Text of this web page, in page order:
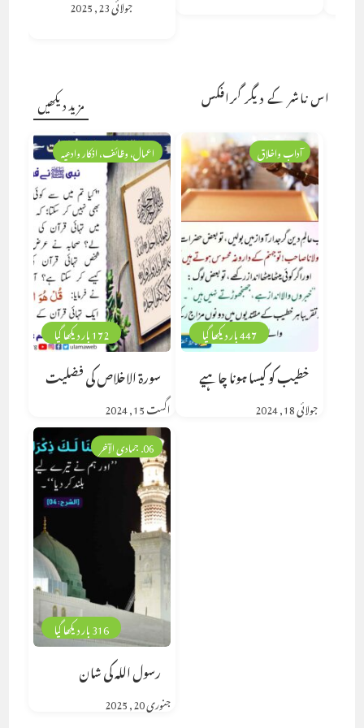
اس ناشر کے دیگر گرافکس مزید دیکھیں
172 بار دیکھا گیا
اعمال، وظائف، اذکار وادعیہ
سورۃ الاخلاص کی فضلیت
اگست 15, 2024
447 بار دیکھا گیا
آداب واخلاق
خطیب کو کیسا ہونا چاہیے
جولائی 18, 2024
316 بار دیکھا گیا
06. جمادی الآخر
رسول اللہ کی شان
جنوری 20, 2025